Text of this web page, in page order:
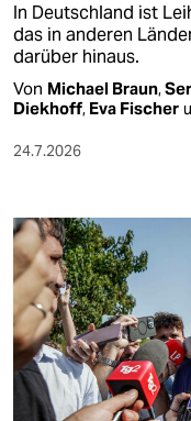
In Deutschland ist
das in anderen
darüber hinaus.
Von Michael Braun,
Diekhoff, Eva Fischer
24.7.2026